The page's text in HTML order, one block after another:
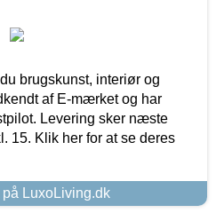
brugskunst, interiør og
af E-mærket og har
Levering sker næste
15. Klik her for at se deres
LuxoLiving.dk